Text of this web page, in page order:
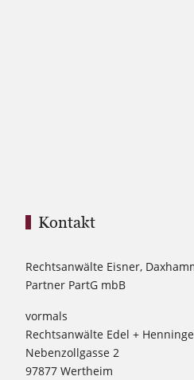
Kontakt
Rechtsanwälte Eisner,
Partner PartG mbB
vormals
Rechtsanwälte Edel +
Nebenzollgasse 2
97877 Wertheim